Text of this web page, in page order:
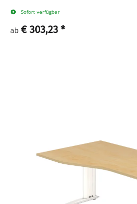
Sofort verfügbar
ab € 303,23 *